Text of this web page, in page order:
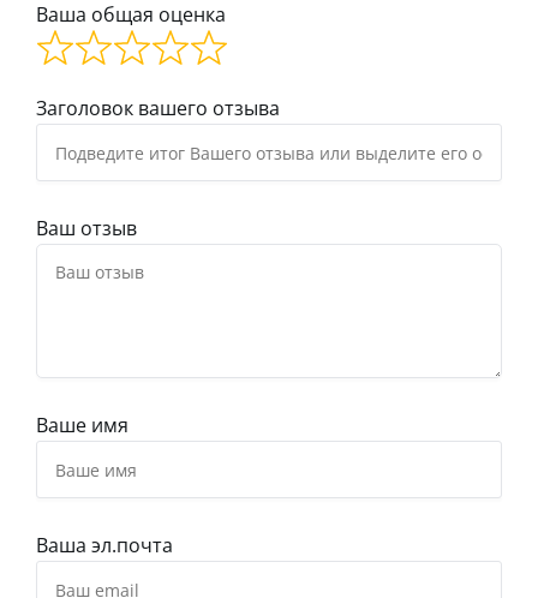
Ваша общая оценка
Заголовок вашего отзыва
Ваш отзыв
Ваше имя
Ваша эл.почта